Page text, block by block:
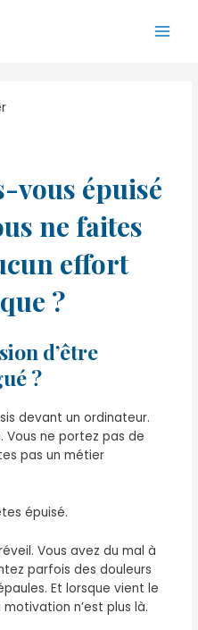
vous épuisé
ne faites
effort
?
d’être
?
devant un ordinateur.
Vous ne portez pas de
pas un métier
épuisé.
Vous avez du mal à
parfois des douleurs
Et lorsque vient le
n’est plus là.